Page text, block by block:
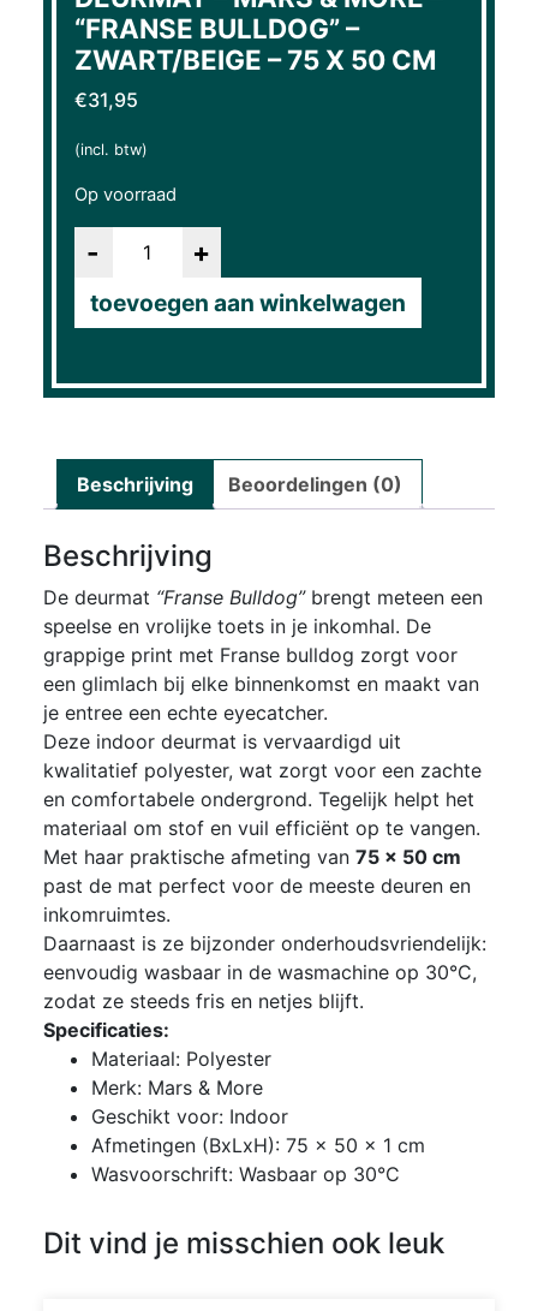
“FRANSE BULLDOG” –
ZWART/BEIGE – 75 X 50 CM
€31,95
(incl. btw)
Op voorraad
toevoegen aan winkelwagen
Beschrijving Beoordelingen (0)
Beschrijving
De deurmat “Franse Bulldog”brengt meteen een
speelse en vrolijke toets in je inkomhal. De
grappige print met Franse bulldog zorgt voor
een glimlach bij elke binnenkomst en maakt van
je entree een echte eyecatcher.
Deze indoor deurmat is vervaardigd uit
kwalitatief polyester, wat zorgt voor een zachte
en comfortabele ondergrond. Tegelijk helpt het
materiaal om stof en vuil efficiënt op te vangen.
Met haar praktische afmeting van 75 x 50 cm
past de mat perfect voor de meeste deuren en
inkomruimtes.
Daarnaast is ze bijzonder onderhoudsvriendelijk:
eenvoudig wasbaar in de wasmachine op 30°C,
zodat ze steeds fris en netjes blijft.
Specificaties:
Materiaal: Polyester
Merk: Mars & More
Geschikt voor: Indoor
Afmetingen (BxLxH): 75 x 50 x 1 cm
Wasvoorschrift: Wasbaar op 30°C
Dit vind je misschien ook leuk